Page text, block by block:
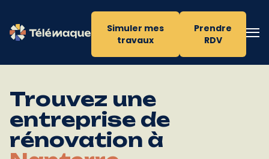
Simuler mes
travaux
Prendre
RDV
Trouvez une
entreprise de
rénovation à